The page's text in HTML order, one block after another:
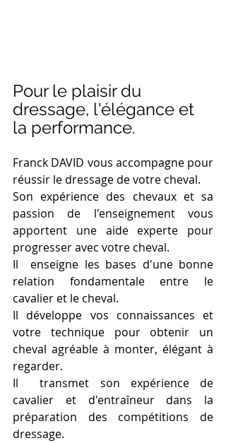
Pour le plaisir du
dressage, l'élégance et
la performance.
Franck DAVID vous accompagne pour
réussir le dressage de votre cheval.
Son expérience des chevaux et sa
passion de l'enseignement vous
apportent une aide experte pour
progresser avec votre cheval.
Il  enseigne les bases d'une bonne
relation fondamentale entre le
cavalier et le cheval.
Il développe vos connaissances et
votre technique pour obtenir un
cheval agréable à monter, élégant à
regarder.
Il  transmet son expérience de
cavalier et d'entraîneur dans la
préparation des compétitions de
dressage.